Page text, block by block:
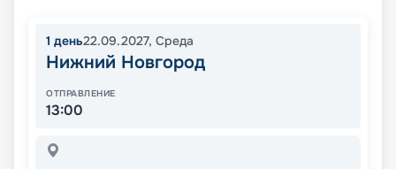
1 день22.09.2027, Среда
Нижний Новгород
ОТПРАВЛЕНИЕ
13:00